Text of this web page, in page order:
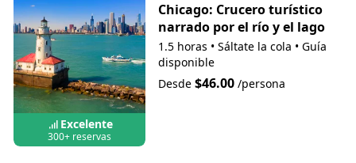
Excelente
300+ reservas
Chicago: Crucero turístico
narrado por el río y el lago
1.5 horas • Sáltate la cola • Guía
disponible
Desde $46.00/persona